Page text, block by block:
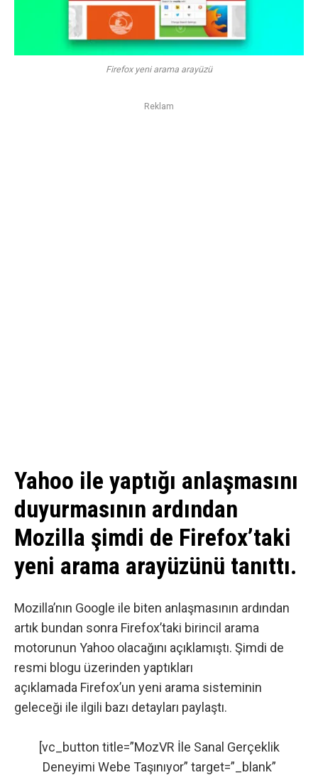
Firefox yeni arama arayüzü
Reklam
Yahoo ile yaptığı anlaşmasını
duyurmasının ardından
Mozilla şimdi de Firefox’taki
yeni arama arayüzünü tanıttı.
Mozilla’nın Google ile biten anlaşmasının ardından
artık bundan sonra Firefox’taki birincil arama
motorunun Yahoo olacağını açıklamıştı. Şimdi de
resmi blogu üzerinden yaptıkları
açıklamada Firefox’un yeni arama sisteminin
geleceği ile ilgili bazı detayları paylaştı.
[vc_button title=”MozVR İle Sanal Gerçeklik
Deneyimi Webe Taşınıyor” target=”_blank”